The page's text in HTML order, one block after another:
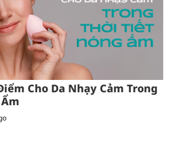
Cho Da Nhạy Cảm Trong